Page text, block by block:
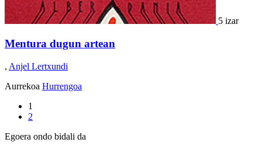
5 izar
Mentura dugun artean
, Anjel Lertxundi
Aurrekoa Hurrengoa
1
2
Egoera ondo bidali da